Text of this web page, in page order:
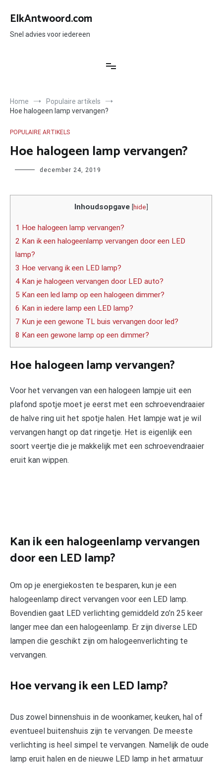
naar
inhoud
ElkAntwoord.com
Snel advies voor iedereen
Home
Populaire artikels
Hoe halogeen lamp vervangen?
POPULAIRE ARTIKELS
Hoe halogeen lamp vervangen?
Author december 24, 2019
Inhoudsopgave [hide]
1 Hoe halogeen lamp vervangen?
2 Kan ik een halogeenlamp vervangen door een LED
lamp?
3 Hoe vervang ik een LED lamp?
4 Kan je halogeen vervangen door LED auto?
5 Kan een led lamp op een halogeen dimmer?
6 Kan in iedere lamp een LED lamp?
7 Kun je een gewone TL buis vervangen door led?
8 Kan een gewone lamp op een dimmer?
Hoe halogeen lamp vervangen?
Voor het vervangen van een halogeen lampje uit een
plafond spotje moet je eerst met een schroevendraaier
de halve ring uit het spotje halen. Het lampje wat je wil
vervangen hangt op dat ringetje. Het is eigenlijk een
soort veertje die je makkelijk met een schroevendraaier
eruit kan wippen.
Kan ik een halogeenlamp vervangen
door een LED lamp?
Om op je energiekosten te besparen, kun je een
halogeenlamp direct vervangen voor een LED lamp.
Bovendien gaat LED verlichting gemiddeld zo’n 25 keer
langer mee dan een halogeenlamp. Er zijn diverse LED
lampen die geschikt zijn om halogeenverlichting te
vervangen.
Hoe vervang ik een LED lamp?
Dus zowel binnenshuis in de woonkamer, keuken, hal of
eventueel buitenshuis zijn te vervangen. De meeste
verlichting is heel simpel te vervangen. Namelijk de oude
lamp eruit halen en de nieuwe LED lamp in het armatuur